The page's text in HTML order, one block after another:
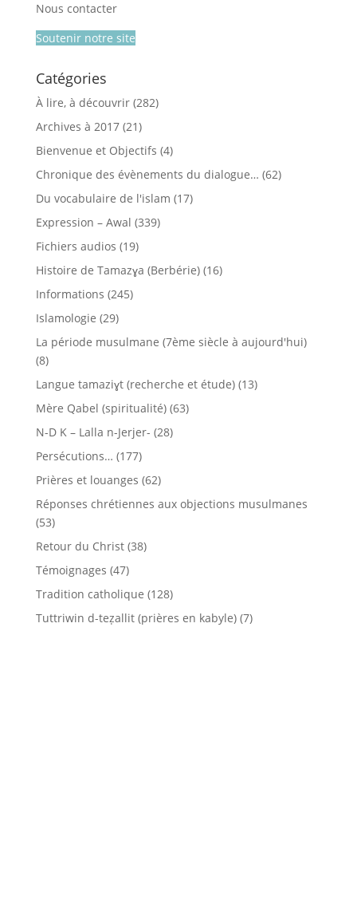
Nous contacter
Soutenir notre site
Catégories
À lire, à découvrir(282)
Archives à 2017(21)
Bienvenue et Objectifs (4)
Chronique des évènements du dialogue… (62)
Du vocabulaire de l'islam (17)
Expression – Awal (339)
Fichiers audios (19)
Histoire de Tamazɣa (Berbérie)(16)
Informations (245)
Islamologie (29)
La période musulmane (7ème siècle à aujourd'hui)
(8)
Langue tamaziɣt (recherche et étude)(13)
Mère Qabel (spiritualité)(63)
N-D K – Lalla n-Jerjer- (28)
Persécutions… (177)
Prières et louanges (62)
Réponses chrétiennes aux objections musulmanes
(53)
Retour du Christ(38)
Témoignages (47)
Tradition catholique (128)
Tuttriwin d-teẓallit (prières en kabyle)(7)